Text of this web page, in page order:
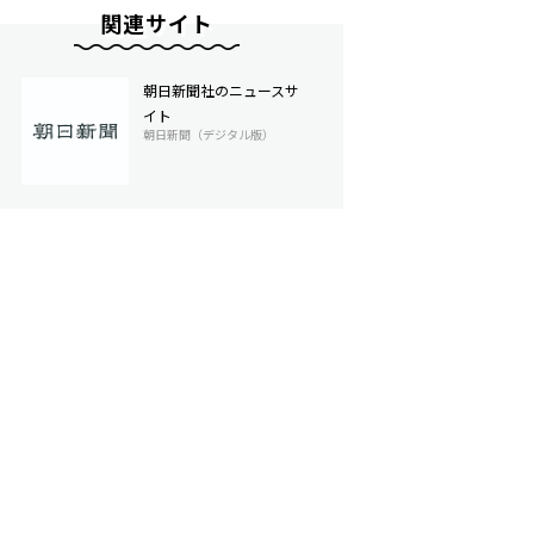
関連サイト
朝日新聞社のニュースサ
イト
朝日新聞（デジタル版）